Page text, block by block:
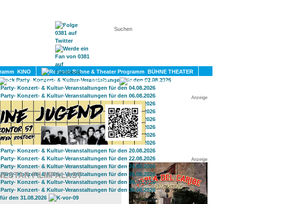
KONTAKT
KINO
BÜHNE THEATER
SPORT
Anzeige
Anzeige
FILMPALAST